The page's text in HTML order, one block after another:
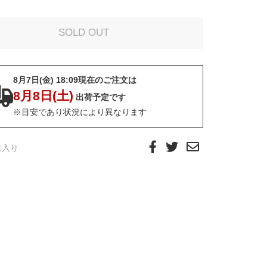
8月7日(金) 18:09現在のご注文は
8月8日(土) 出荷予定です
※目安であり状況により異なります
り